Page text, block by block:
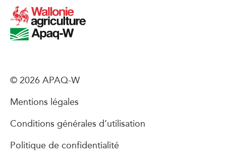
© 2026 APAQ-W
Mentions légales
Conditions générales d’utilisation
Politique de confidentialité